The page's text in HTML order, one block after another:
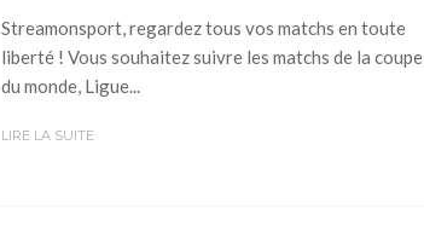
Streamonsport, regardez tous vos matchs en toute
liberté ! Vous souhaitez suivre les matchs de la coupe
du monde, Ligue...
LIRE LA SUITE